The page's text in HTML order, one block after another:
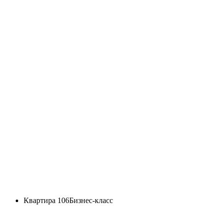
Квартира 106Бизнес-класс